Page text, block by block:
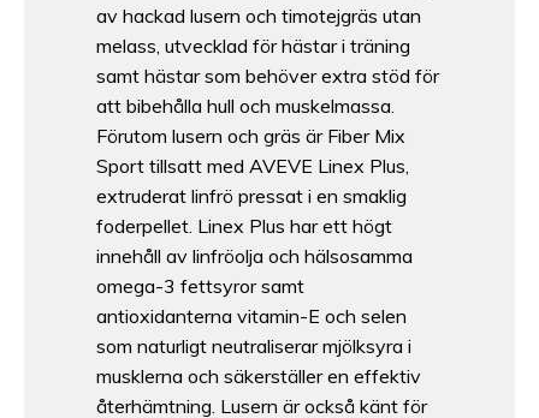
av hackad lusern och timotejgräs utan
melass, utvecklad för hästar i träning
samt hästar som behöver extra stöd för
att bibehålla hull och muskelmassa.
Förutom lusern och gräs är Fiber Mix
Sport tillsatt med AVEVE Linex Plus,
extruderat linfrö pressat i en smaklig
foderpellet. Linex Plus har ett högt
innehåll av linfröolja och hälsosamma
omega-3 fettsyror samt
antioxidanterna vitamin-E och selen
som naturligt neutraliserar mjölksyra i
musklerna och säkerställer en effektiv
återhämtning. Lusern är också känt för